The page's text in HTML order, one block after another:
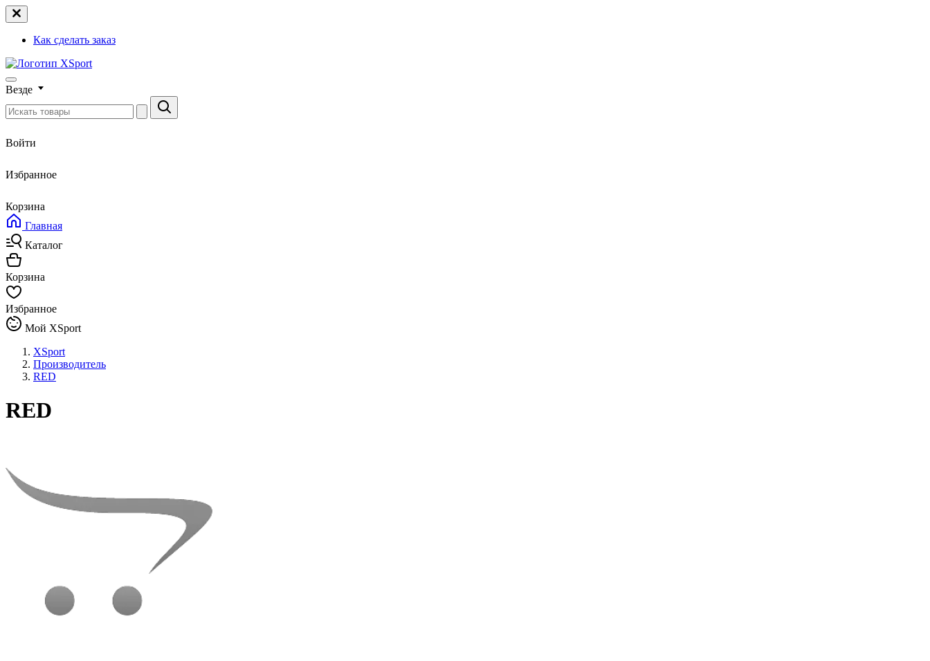
Как сделать заказ
Везде
Войти
Избранное
Корзина
Главная
Каталог
Корзина
Избранное
Мой XSport
XSport
Производитель
RED
RED